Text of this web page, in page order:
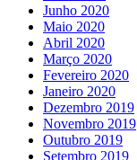
Junho 2020
Maio 2020
Abril 2020
Março 2020
Fevereiro 2020
Janeiro 2020
Dezembro 2019
Novembro 2019
Outubro 2019
Setembro 2019